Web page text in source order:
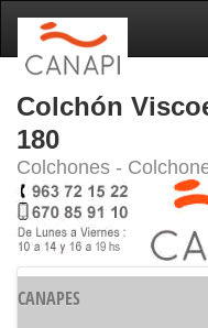
Colchón
180
Colchones -
CANAPES